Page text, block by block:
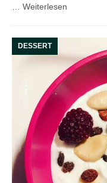
Weiterlesen
DESSERT